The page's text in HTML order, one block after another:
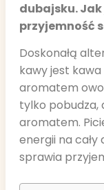
dubajsku.
przyjemność
Doskonałą
kawy jest
aromatem
tylko pobudza,
aromatem.
energii na cały
sprawia